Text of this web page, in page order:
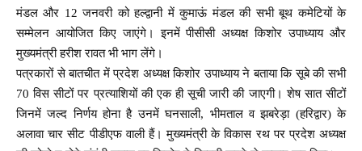
मंडल और 12 जनवरी को हल्द्वानी में कुमाऊं मंडल की सभी बूथ कमेटियों के
सम्मेलन आयोजित किए जाएंगे। इनमें पीसीसी अध्यक्ष किशोर उपाध्याय और
मुख्यमंत्री हरीश रावत भी भाग लेंगे।
पत्रकारों से बातचीत में प्रदेश अध्यक्ष किशोर उपाध्याय ने बताया कि सूबे की सभी
70 विस सीटों पर प्रत्याशियों की एक ही सूची जारी की जाएगी। शेष सात सीटों
जिनमें जल्द निर्णय होना है उनमें घनसाली, भीमताल व झबरेड़ा (हरिद्वार) के
अलावा चार सीट पीडीएफ वाली हैं। मुख्यमंत्री के विकास रथ पर प्रदेश अध्यक्ष